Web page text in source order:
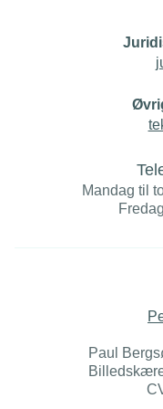
Mandag til
Paul